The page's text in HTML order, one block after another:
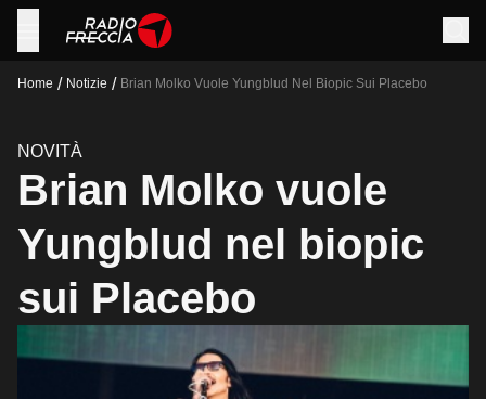
Home / Notizie / Brian Molko Vuole Yungblud Nel Biopic Sui Placebo
NOVITÀ
Brian Molko vuole
Yungblud nel biopic
sui Placebo